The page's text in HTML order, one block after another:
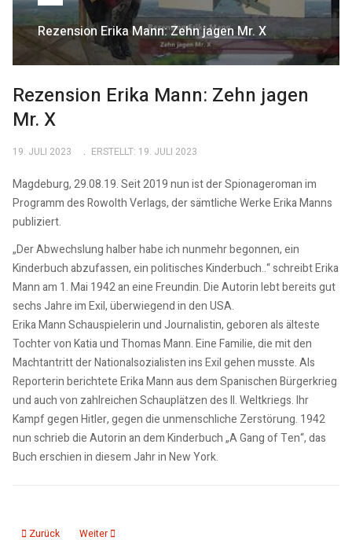
Rezension Erika Mann: Zehn jagen Mr. X
Rezension Erika Mann: Zehn jagen
Mr. X
19. JULI 2023 ERSTELLT: 19. JULI 2023
Magdeburg, 29.08.19. Seit 2019 nun ist der Spionageroman im
Programm des Rowolth Verlags, der sämtliche Werke Erika Manns
publiziert.
„Der Abwechslung halber habe ich nunmehr begonnen, ein
Kinderbuch abzufassen, ein politisches Kinderbuch..“ schreibt Erika
Mann am 1. Mai 1942 an eine Freundin. Die Autorin lebt bereits gut
sechs Jahre im Exil, überwiegend in den USA.
Erika Mann Schauspielerin und Journalistin, geboren als älteste
Tochter von Katia und Thomas Mann. Eine Familie, die mit den
Machtantritt der Nationalsozialisten ins Exil gehen musste. Als
Reporterin berichtete Erika Mann aus dem Spanischen Bürgerkrieg
und auch von zahlreichen Schauplätzen des II. Weltkriegs. Ihr
Kampf gegen Hitler, gegen die unmenschliche Zerstörung. 1942
nun schrieb die Autorin an dem Kinderbuch „A Gang of Ten“, das
Buch erschien in diesem Jahr in New York.
Vorheriger Beitrag: Rezension Patrick Hofmann - Nagel im Himmel
Zurück Nächster Beitrag: Rezension Rüdiger Schaper: Alexander von
Weiter